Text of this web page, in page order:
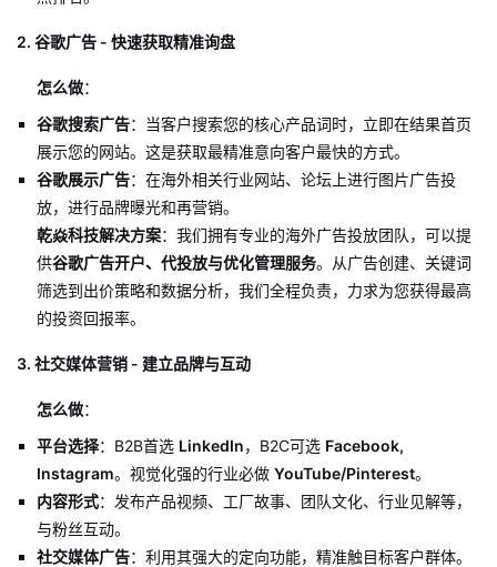
2. 谷歌广告 - 快速获取精准询盘
怎么做：
谷歌搜索广告：当客户搜索您的核心产品词时，立即在结果首页
展示您的网站。这是获取最精准意向客户最快的方式。
谷歌展示广告：在海外相关行业网站、论坛上进行图片广告投
放，进行品牌曝光和再营销。
乾焱科技解决方案：我们拥有专业的海外广告投放团队，可以提
供谷歌广告开户、代投放与优化管理服务。从广告创建、关键词
筛选到出价策略和数据分析，我们全程负责，力求为您获得最高
的投资回报率。
3. 社交媒体营销 - 建立品牌与互动
怎么做：
平台选择：B2B首选 LinkedIn，B2C可选 Facebook,
Instagram。视觉化强的行业必做 YouTube/Pinterest。
内容形式：发布产品视频、工厂故事、团队文化、行业见解等，
与粉丝互动。
社交媒体广告：利用其强大的定向功能，精准触目标客户群体。